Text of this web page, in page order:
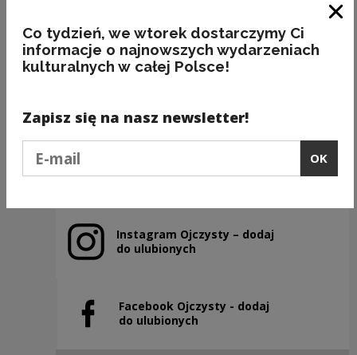
A ja chcę TĘ!
Previous slide
Next slide
Instagram Ojczysty – dodaj
do ulubionych
Note, the link will open in a new window
Facebook Ojczysty - dodaj
do ulubionych
Note, the link will open in a new window
Co tydzień, we wtorek dostarczymy Ci
informacje o najnowszych wydarzeniach
kulturalnych w całej Polsce!
Zapisz się na nasz newsletter!
OK